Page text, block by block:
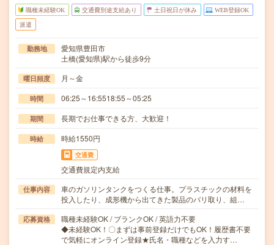
職種未経験OK 交通費別途支給あり 土日祝日が休み WEB登録OK
派遣
勤務地
愛知県豊田市
土橋(愛知県)駅から徒歩9分
曜日頻度 月～金
時間 06:25～16:5518:55～05:25
期間 長期でお仕事できる方、大歓迎！
時給 時給1550円
交通費
交通費規定内支給
仕事内容
車のガソリンタンクをつくる仕事。プラスチックの材料を
投入したり、成形機から出てきた製品のバリ取り、組…
応募資格
職種未経験OK / ブランクOK / 英語力不要
◆未経験OK！〇まずは事前登録だけでもOK！履歴書不要
で気軽にオンライン登録★氏名・職種などを入力す…